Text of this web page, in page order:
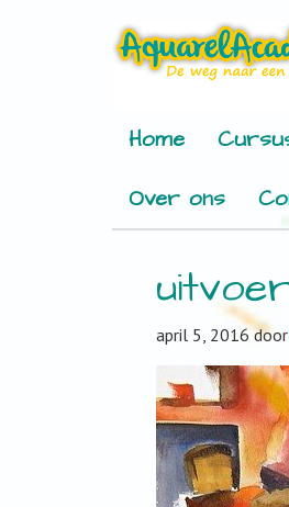
Home
Over ons
april 5, 2016door